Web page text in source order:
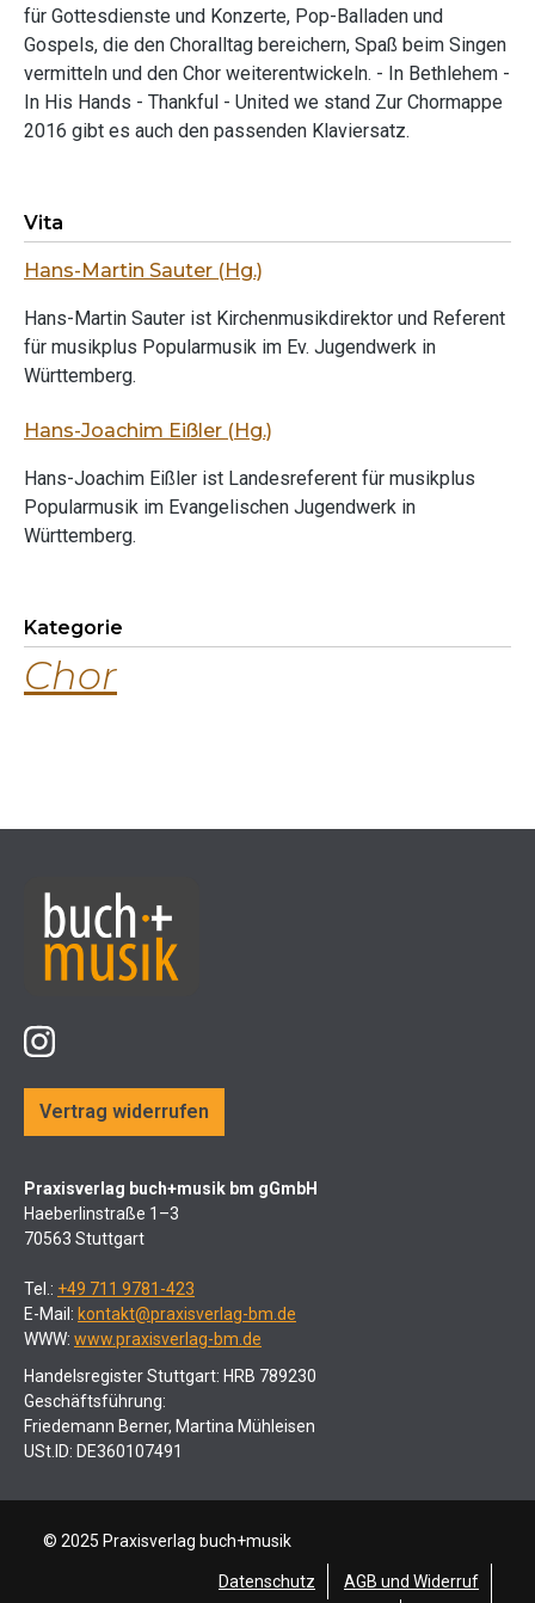
für Gottesdienste und Konzerte, Pop-Balladen und
Gospels, die den Choralltag bereichern, Spaß beim Singen
vermitteln und den Chor weiterentwickeln. - In Bethlehem -
In His Hands - Thankful - United we stand Zur Chormappe
2016 gibt es auch den passenden Klaviersatz.
Vita
Hans-Martin Sauter (Hg.)
Hans-Martin Sauter ist Kirchenmusikdirektor und Referent
für musikplus Popularmusik im Ev. Jugendwerk in
Württemberg.
Hans-Joachim Eißler (Hg.)
Hans-Joachim Eißler ist Landesreferent für musikplus
Popularmusik im Evangelischen Jugendwerk in
Württemberg.
Kategorie
Chor
Vertrag widerrufen
Praxisverlag buch+musik bm gGmbH
Haeberlinstraße 1–3
70563 Stuttgart
Tel.: +49 711 9781-423
E-Mail: kontakt@praxisverlag-bm.de
WWW: www.praxisverlag-bm.de
Handelsregister Stuttgart: HRB 789230
Geschäftsführung:
Friedemann Berner, Martina Mühleisen
USt.ID: DE360107491
© 2025 Praxisverlag buch+musik
Datenschutz AGB und Widerruf